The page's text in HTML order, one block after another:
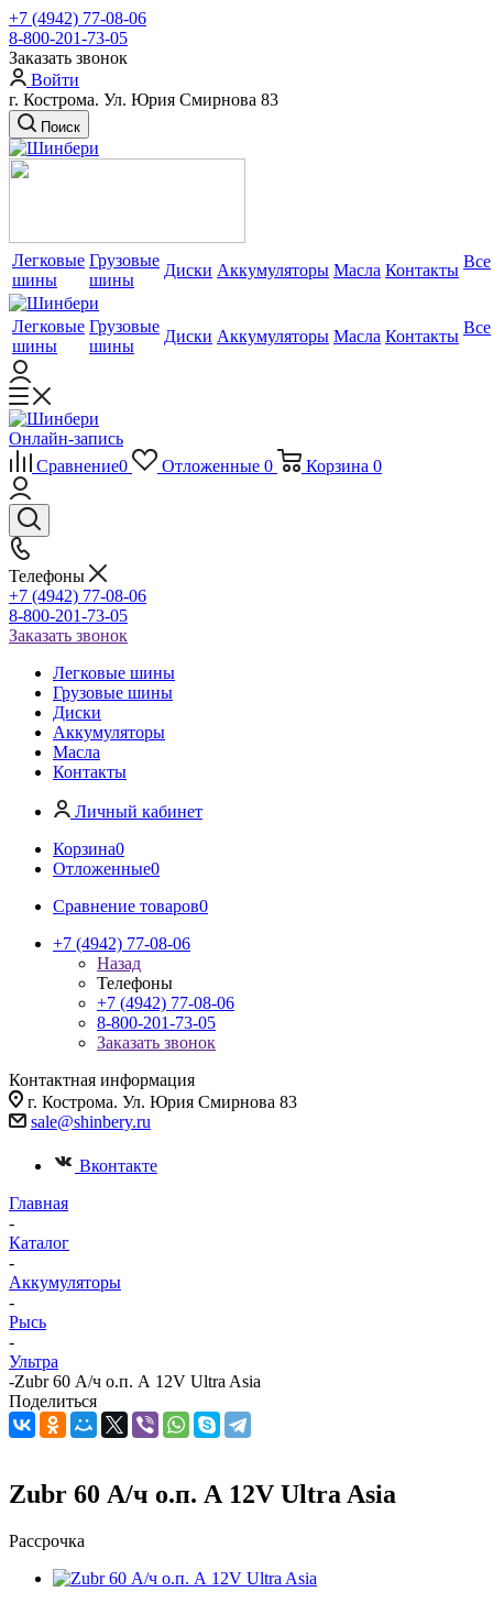
+7 (4942) 77-08-06
8-800-201-73-05
Заказать звонок
Войти
г. Кострома. Ул. Юрия Смирнова 83
Поиск
Легковые
шины
Грузовые
шины
Диски Аккумуляторы Масла Контакты Все
Легковые
шины
Грузовые
шины
Диски Аккумуляторы Масла Контакты Все
Онлайн-запись
Сравнение0 Отложенные 0 Корзина 0
Телефоны
+7 (4942) 77-08-06
8-800-201-73-05
Заказать звонок
Легковые шины
Грузовые шины
Диски
Аккумуляторы
Масла
Контакты
Личный кабинет
Корзина0
Отложенные0
Сравнение товаров0
+7 (4942) 77-08-06
Назад
Телефоны
+7 (4942) 77-08-06
8-800-201-73-05
Заказать звонок
Контактная информация
г. Кострома. Ул. Юрия Смирнова 83
sale@shinbery.ru
Вконтакте
Главная
-
Каталог
-
Аккумуляторы
-
Рысь
-
Ультра
-Zubr 60 А/ч о.п. А 12V Ultra Asia
Поделиться
Zubr 60 А/ч о.п. А 12V Ultra Asia
Рассрочка